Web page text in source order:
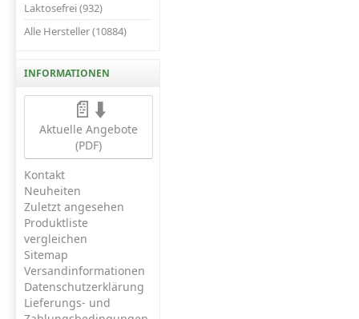
Laktosefrei (932)
Alle Hersteller (10884)
INFORMATIONEN
📄⬇️
Aktuelle Angebote
(PDF)
Kontakt
Neuheiten
Zuletzt angesehen
Produktliste
vergleichen
Sitemap
Versandinformationen
Datenschutzerklärung
Lieferungs- und